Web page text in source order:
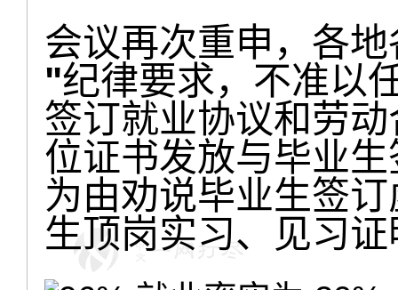
会议再次重申，各
"纪律要求，不准以
签订就业协议和劳
位证书发放与毕业
为由劝说毕业生签
生顶岗实习、见习